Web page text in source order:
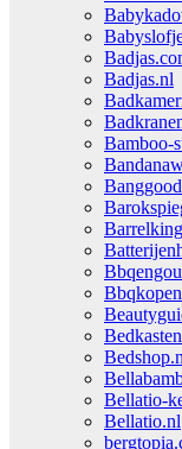
Badjas.nl
Bamboo-
Bellatio-
Bellatio.nl